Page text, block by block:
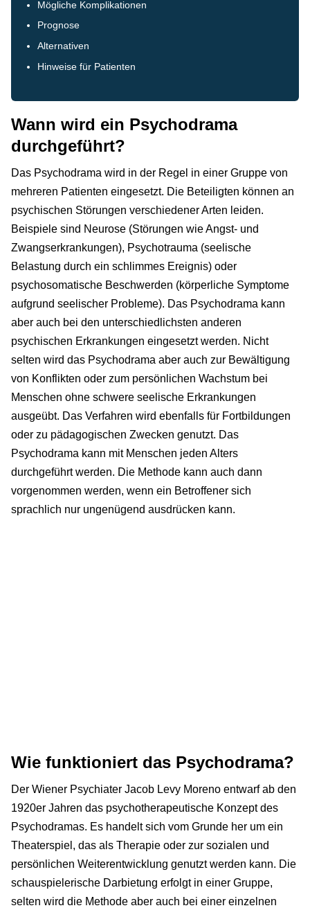
Mögliche Komplikationen
Prognose
Alternativen
Hinweise für Patienten
Wann wird ein Psychodrama
durchgeführt?
Das Psychodrama wird in der Regel in einer Gruppe von
mehreren Patienten eingesetzt. Die Beteiligten können an
psychischen Störungen verschiedener Arten leiden.
Beispiele sind Neurose (Störungen wie Angst- und
Zwangserkrankungen), Psychotrauma (seelische
Belastung durch ein schlimmes Ereignis) oder
psychosomatische Beschwerden (körperliche Symptome
aufgrund seelischer Probleme). Das Psychodrama kann
aber auch bei den unterschiedlichsten anderen
psychischen Erkrankungen eingesetzt werden. Nicht
selten wird das Psychodrama aber auch zur Bewältigung
von Konflikten oder zum persönlichen Wachstum bei
Menschen ohne schwere seelische Erkrankungen
ausgeübt. Das Verfahren wird ebenfalls für Fortbildungen
oder zu pädagogischen Zwecken genutzt. Das
Psychodrama kann mit Menschen jeden Alters
durchgeführt werden. Die Methode kann auch dann
vorgenommen werden, wenn ein Betroffener sich
sprachlich nur ungenügend ausdrücken kann.
Wie funktioniert das Psychodrama?
Der Wiener Psychiater Jacob Levy Moreno entwarf ab den
1920er Jahren das psychotherapeutische Konzept des
Psychodramas. Es handelt sich vom Grunde her um ein
Theaterspiel, das als Therapie oder zur sozialen und
persönlichen Weiterentwicklung genutzt werden kann. Die
schauspielerische Darbietung erfolgt in einer Gruppe,
selten wird die Methode aber auch bei einer einzelnen